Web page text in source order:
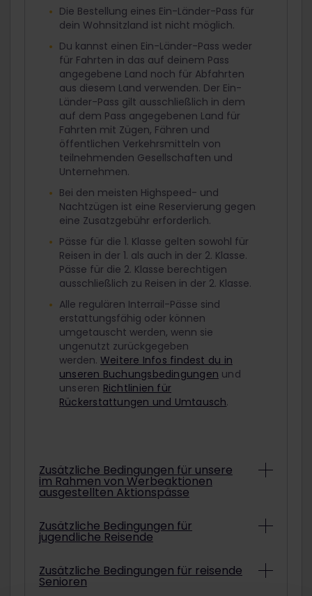
Die Bestellung eines Ein-Länder-Pass für
dein Wohnsitzland ist nicht möglich.
Du kannst einen Ein-Länder-Pass weder
für Fahrten in das auf deinem Pass
angegebene Land noch für Abfahrten
aus diesem Land verwenden. Der Ein-
Länder-Pass gilt ausschließlich in dem
auf dem Pass angegebenen Land für
Fahrten mit Zügen, Fähren und
öffentlichen Verkehrsmitteln von
teilnehmenden Gesellschaften und
Unternehmen.
Bei den meisten Highspeed- und
Nachtzügen ist eine Reservierung gegen
eine Zusatzgebühr erforderlich.
Pässe für die 1. Klasse gelten sowohl für
Reisen in der 1. als auch in der 2. Klasse.
Pässe für die 2. Klasse berechtigen
ausschließlich zu Reisen in der 2. Klasse.
Alle regulären Interrail-Pässe sind
erstattungsfähig oder können
umgetauscht werden, wenn sie
ungenutzt zurückgegeben
werden. Weitere Infos findest du in
unseren Buchungsbedingungen und
unseren Richtlinien für
Rückerstattungen und Umtausch.
Zusätzliche Bedingungen für unsere
im Rahmen von Werbeaktionen
ausgestellten Aktionspässe
Abhängig von den konkreten
Bedingungen können Interrail-Pässe aus
erstattet oder umgetauscht werden.
Informationen darüber, ob der gekaufte
Zusätzliche Bedingungen für
jugendliche Reisende
Um mit einem ermäßigten Jugendpass
zu reisen, musst du am ausgewählten
Zusätzliche Bedingungen für reisende
Senioren